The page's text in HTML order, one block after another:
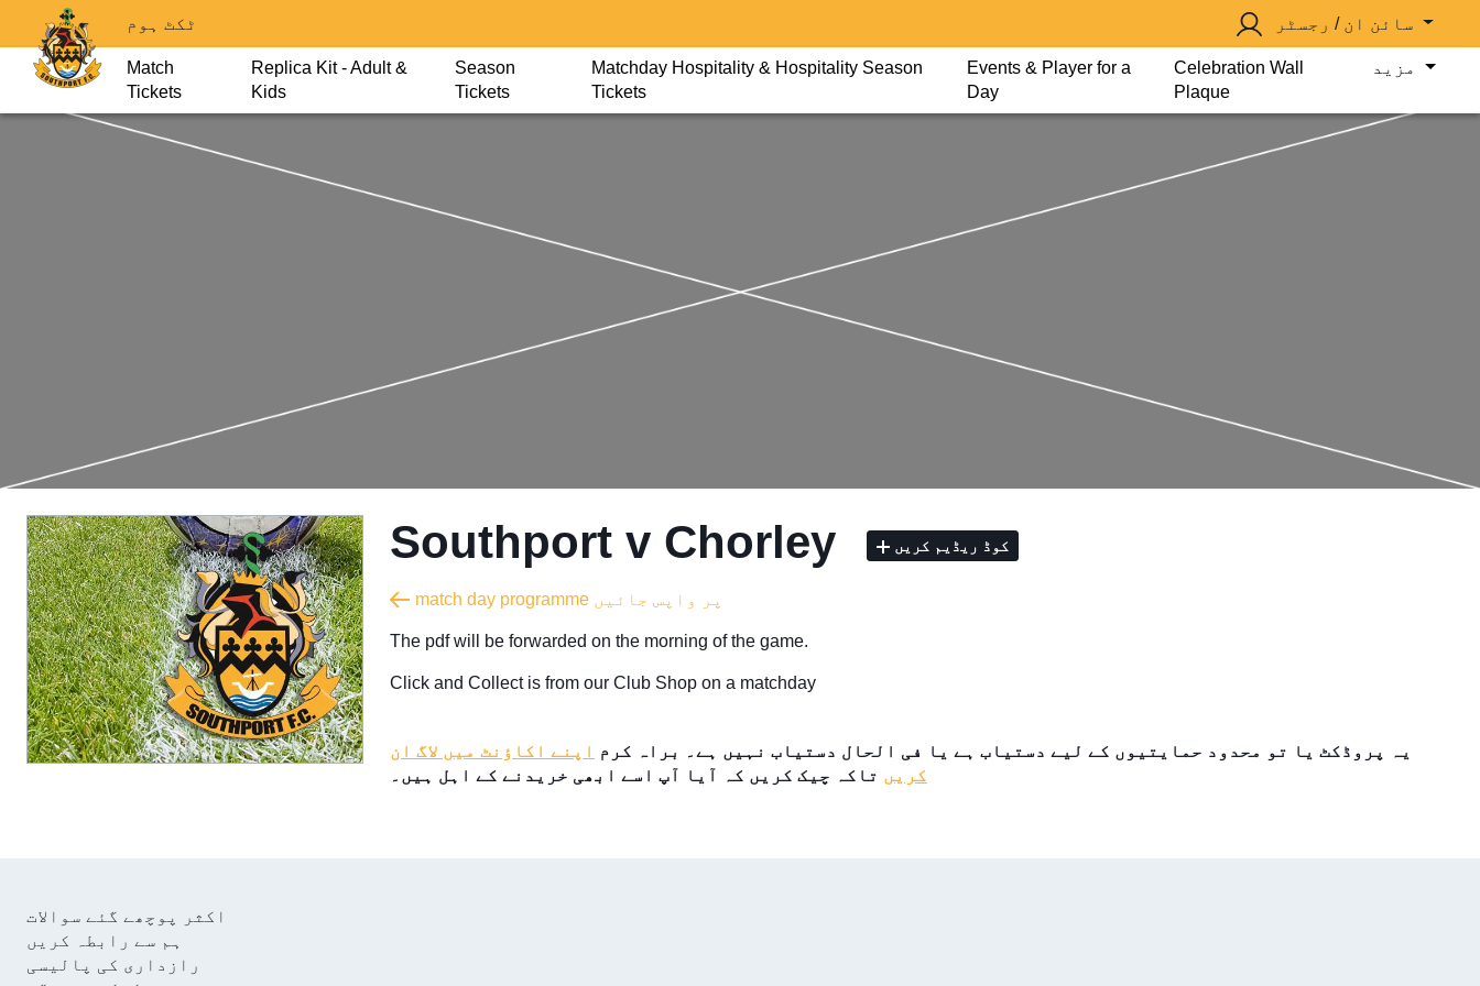
ٹکٹ ہوم
Match
Tickets
Replica Kit - Adult &
Kids
Season
Tickets
Matchday Hospitality & Hospitality Season
Tickets
Events & Player for a
Day
Celebration Wall
Plaque
Southport v Chorley کوڈ ریڈیم کریں
match day programme پر واپس جائیں
The pdf will be forwarded on the morning of the game.
Click and Collect is from our Club Shop on a matchday
یہ پروڈکٹ یا تو محدود حمایتیوں کے لیے دستیاب ہے یا فی الحال دستیاب نہیں ہے۔ براہ کرم اپنے اکاؤنٹ میں لاگ ان
کریں تاکہ چیک کریں کہ آیا آپ اسے ابھی خریدنے کے اہل ہیں۔
اکثر پوچھے گئے سوالات
ہم سے رابطہ کریں
رازداری کی پالیسی